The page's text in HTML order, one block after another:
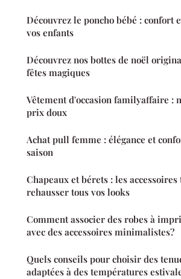
Découvrez le poncho bébé : confort
vos enfants
Découvrez nos bottes de noël
fêtes magiques
Vêtement d'occasion familyaffaire :
prix doux
Achat pull femme : élégance et
saison
Chapeaux et bérets : les
rehausser tous vos looks
Comment associer des robes à
avec des accessoires minimalistes?
Quels conseils pour choisir des
adaptées à des températures